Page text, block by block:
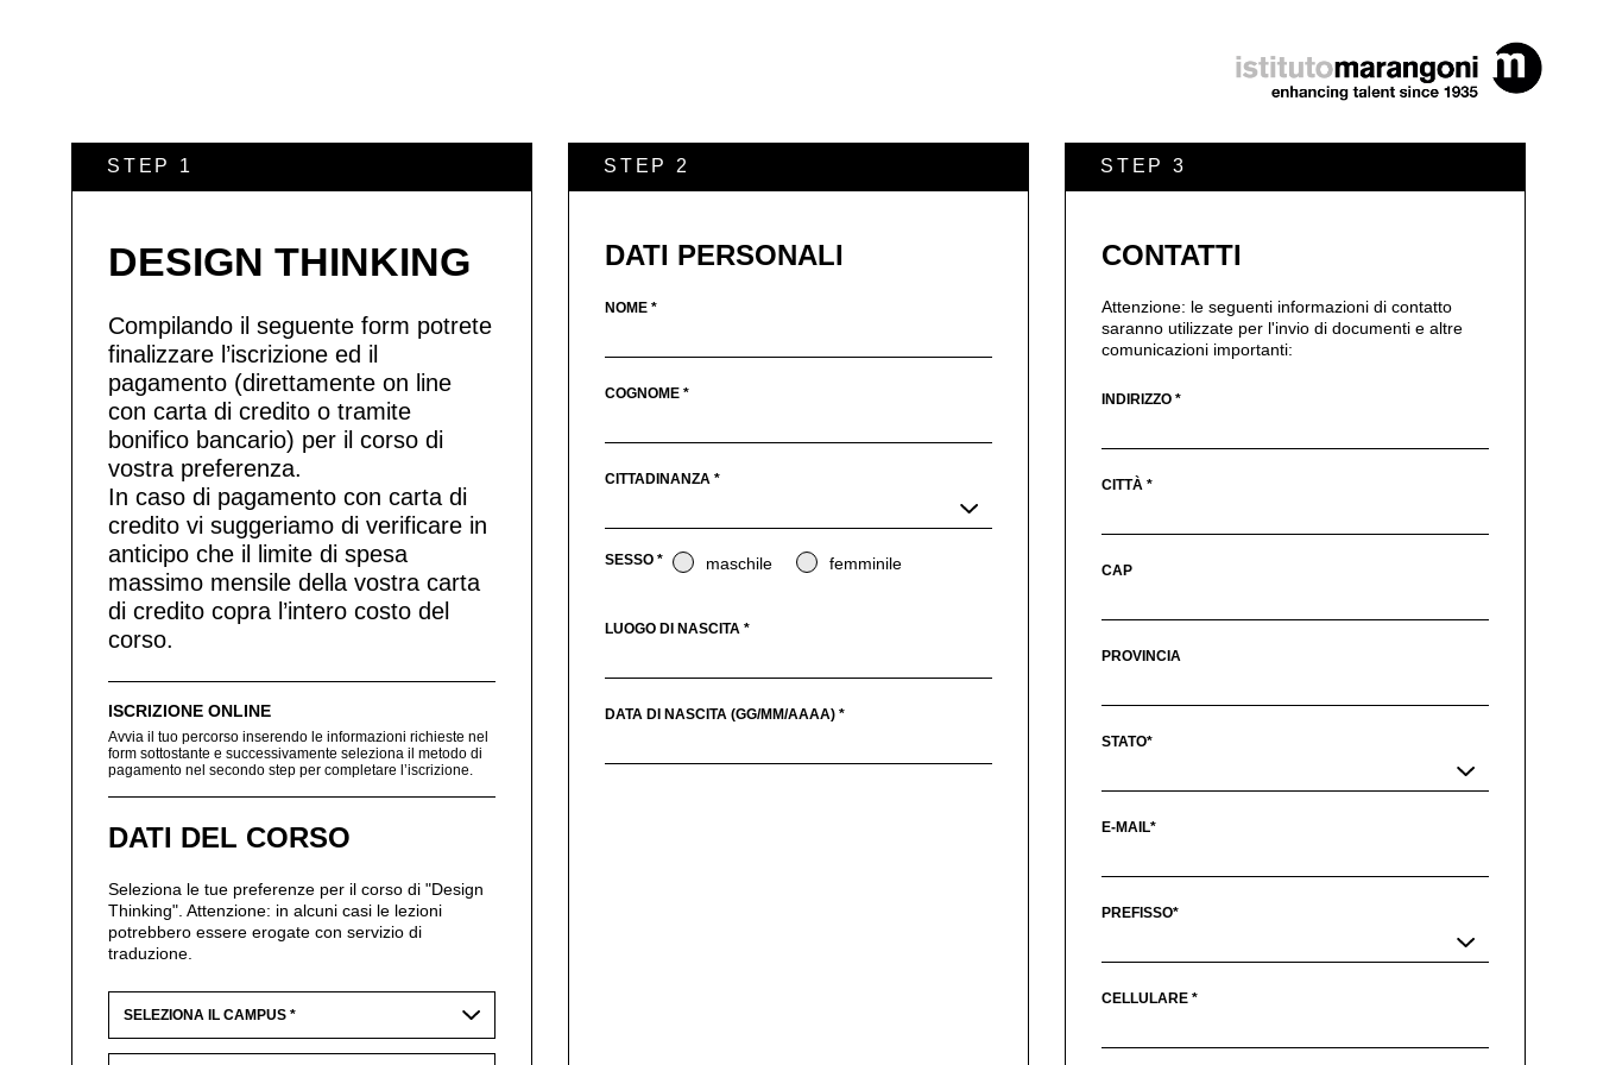
STEP 1
DESIGN THINKING
Compilando il seguente form potrete
finalizzare l’iscrizione ed il
pagamento (direttamente on line
con carta di credito o tramite
bonifico bancario) per il corso di
vostra preferenza.
In caso di pagamento con carta di
credito vi suggeriamo di verificare in
anticipo che il limite di spesa
massimo mensile della vostra carta
di credito copra l’intero costo del
corso.
ISCRIZIONE ONLINE
Avvia il tuo percorso inserendo le informazioni richieste nel
form sottostante e successivamente seleziona il metodo di
pagamento nel secondo step per completare l’iscrizione.
DATI DEL CORSO
Seleziona le tue preferenze per il corso di "Design
Thinking". Attenzione: in alcuni casi le lezioni
potrebbero essere erogate con servizio di
traduzione.
STEP 2
DATI PERSONALI
NOME *
COGNOME *
CITTADINANZA *
SESSO * maschile femminile
LUOGO DI NASCITA *
DATA DI NASCITA (GG/MM/AAAA) *
STEP 3
CONTATTI
Attenzione: le seguenti informazioni di contatto
saranno utilizzate per l'invio di documenti e altre
comunicazioni importanti:
INDIRIZZO *
CITTÀ *
CAP
PROVINCIA
STATO*
E-MAIL*
PREFISSO*
CELLULARE *